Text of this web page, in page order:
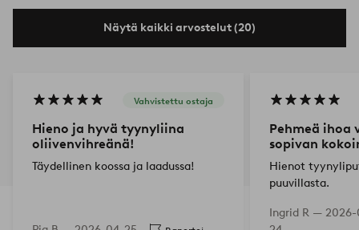
Näytä kaikki arvostelut (20)
Vahvistettu ostaja
Hieno ja hyvä tyynyliina
oliivenvihreänä!
Täydellinen koossa ja laadussa!
Pehmeä ihoa
sopivan
Hienot
puuvillasta.
Ingrid R —